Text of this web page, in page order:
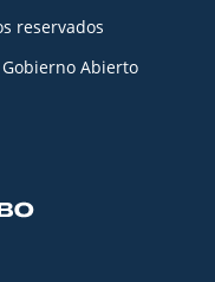
reservados
Abierto